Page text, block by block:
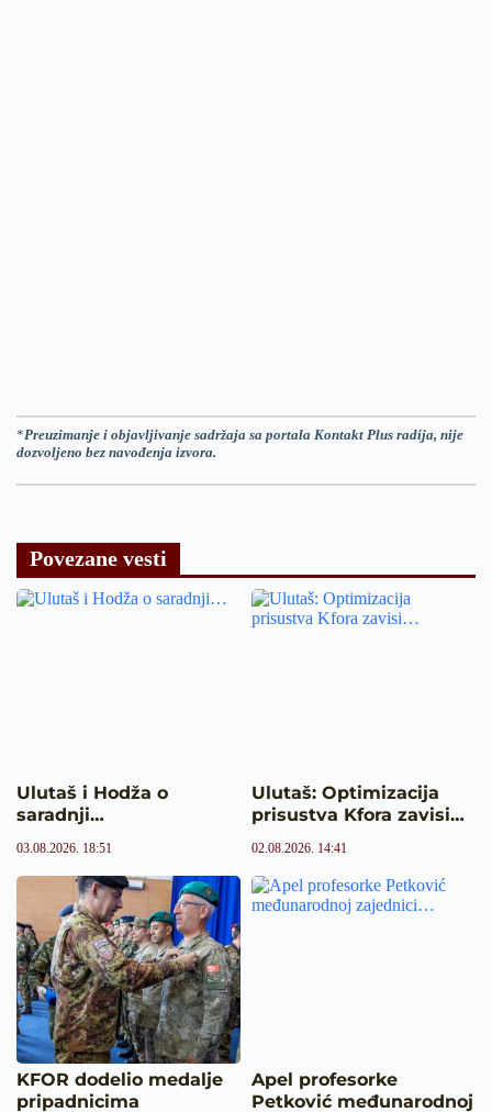
*Preuzimanje i objavljivanje sadržaja sa portala Kontakt Plus radija, nije
dozvoljeno bez navođenja izvora.
Povezane vesti
Ulutaš i Hodža o
saradnji…
03.08.2026. 18:51
Ulutaš: Optimizacija
prisustva Kfora zavisi…
02.08.2026. 14:41
KFOR dodelio medalje
pripadnicima
Apel profesorke
Petković međunarodnoj